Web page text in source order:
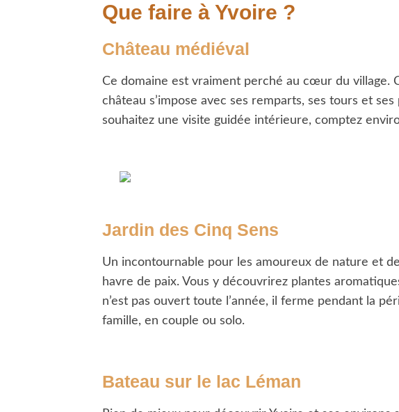
Que faire à Yvoire ?
Château médiéval
Ce domaine est vraiment perché au cœur du village.
château s’impose avec ses remparts, ses tours et
souhaitez une visite guidée intérieure, comptez
Jardin des Cinq Sens
Un incontournable pour les amoureux de nature et
havre de paix. Vous y découvrirez plantes
n’est pas ouvert toute l’année, il ferme pendant la
famille, en couple ou solo.
Bateau sur le lac Léman